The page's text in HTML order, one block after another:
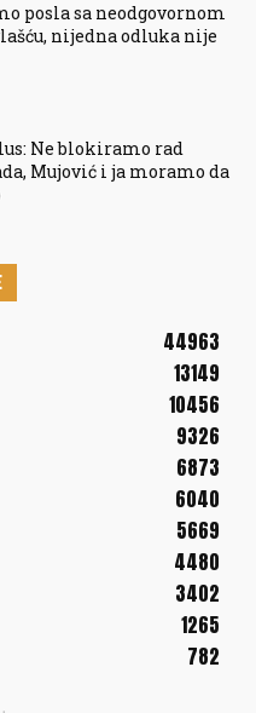
posla sa neodgovornom
nijedna odluka nije
Ne blokiramo rad
Mujović i ja moramo da
44963
13149
10456
9326
6873
6040
5669
4480
3402
1265
782